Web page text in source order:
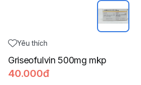
Yêu thích
Griseofulvin 500mg mkp
40.000đ